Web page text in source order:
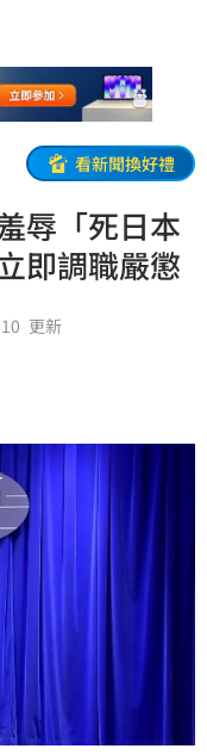
看新聞換好禮
辱「死日本
即調職嚴懲
更新